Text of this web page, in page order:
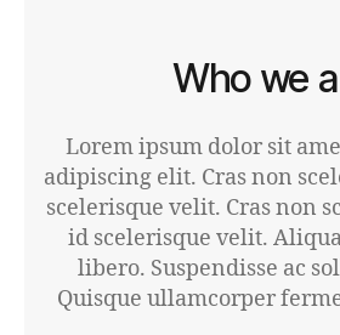
Who we
Lorem ipsum dolor sit
adipiscing elit. Cras non
scelerisque velit. Cras non
id scelerisque velit.
libero. Suspendisse ac
Quisque ullamcorper